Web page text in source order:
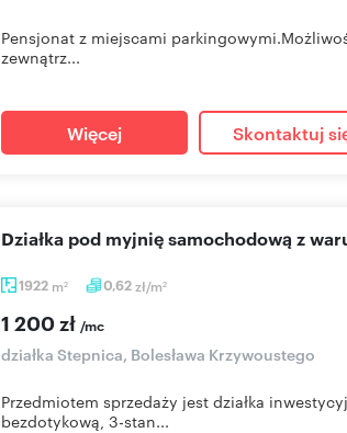
Pensjonat z miejscami
zewnątrz...
Więcej Skontaktuj
1922 m2 0,62zł/m2
Działka pod myjnię samochodową z
1 200 zł /mc
działka Stepnica, Bolesława Krzywoustego
Przedmiotem sprzedaży jest działka
bezdotykową, 3-stan...